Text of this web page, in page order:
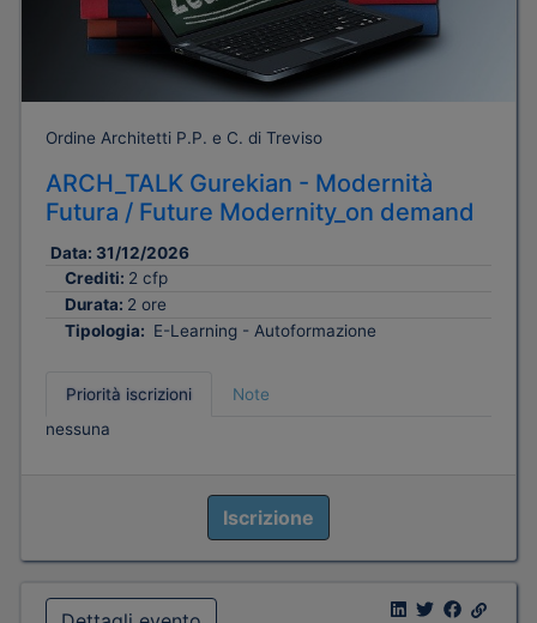
Ordine Architetti P.P. e C. di Treviso
ARCH_TALK Gurekian - Modernità
Futura / Future Modernity_on demand
Data: 31/12/2026
Crediti: 2 cfp
Durata: 2 ore
Tipologia: E-Learning - Autoformazione
Priorità iscrizioni
Note
nessuna
Iscrizione